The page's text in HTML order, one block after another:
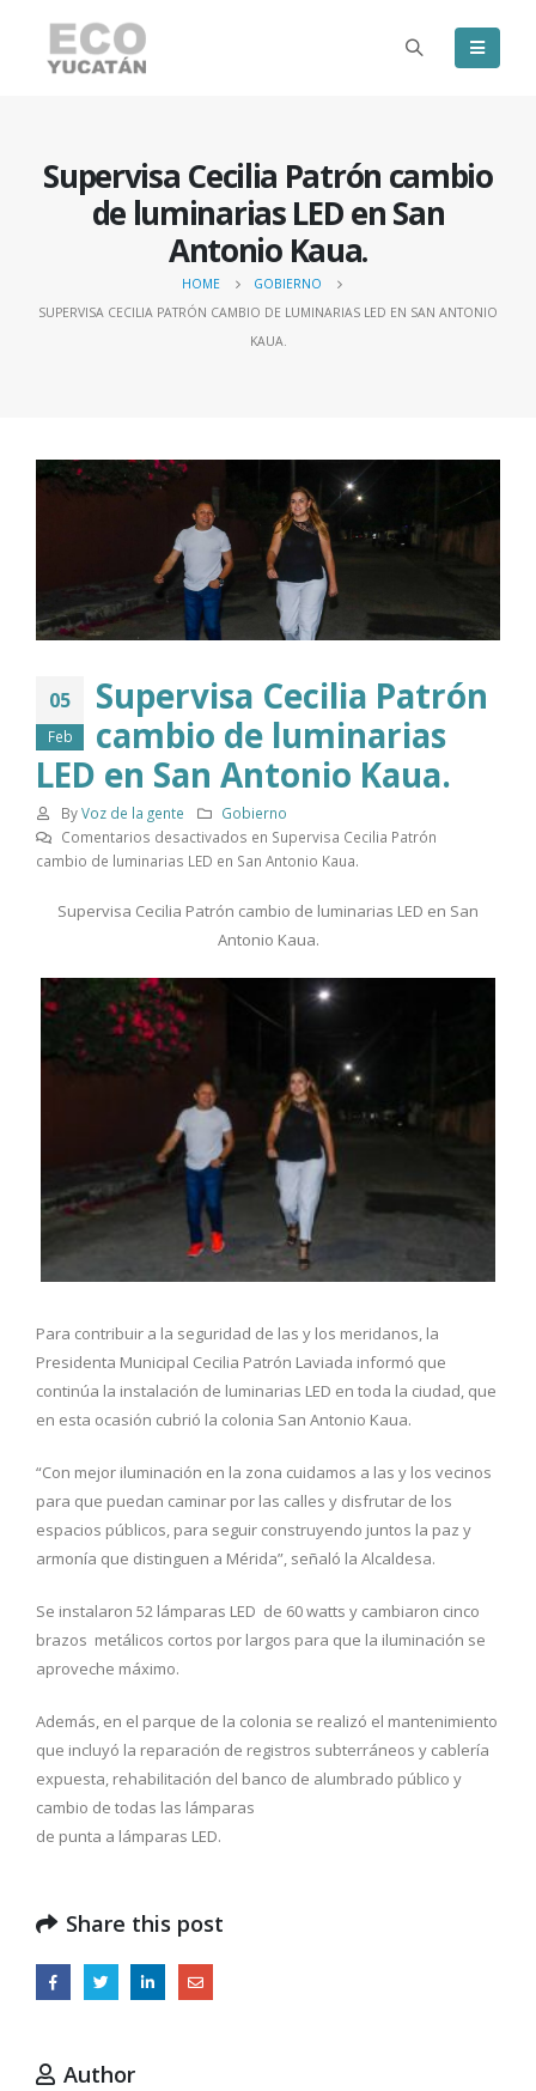
Supervisa Cecilia Patrón cambio
de luminarias LED en San
Antonio Kaua.
HOME
GOBIERNO
SUPERVISA CECILIA PATRÓN CAMBIO DE LUMINARIAS LED EN SAN ANTONIO
KAUA.
05
Feb
Supervisa Cecilia Patrón
cambio de luminarias
LED en San Antonio Kaua.
ByVoz de la gente
Gobierno
Comentarios desactivados en Supervisa Cecilia Patrón
cambio de luminarias LED en San Antonio Kaua.
Supervisa Cecilia Patrón cambio de luminarias LED en San
Antonio Kaua.
Para contribuir a la seguridad de las y los meridanos, la
Presidenta Municipal Cecilia Patrón Laviada informó que
continúa la instalación de luminarias LED en toda la ciudad, que
en esta ocasión cubrió la colonia San Antonio Kaua.
“Con mejor iluminación en la zona cuidamos a las y los vecinos
para que puedan caminar por las calles y disfrutar de los
espacios públicos, para seguir construyendo juntos la paz y
armonía que distinguen a Mérida”, señaló la Alcaldesa.
Se instalaron 52 lámparas LED de 60 watts y cambiaron cinco
brazos metálicos cortos por largos para que la iluminación se
aproveche máximo.
Además, en el parque de la colonia se realizó el mantenimiento
que incluyó la reparación de registros subterráneos y cablería
expuesta, rehabilitación del banco de alumbrado público y
cambio de todas las lámparas
de punta a lámparas LED.
Share this post
Author